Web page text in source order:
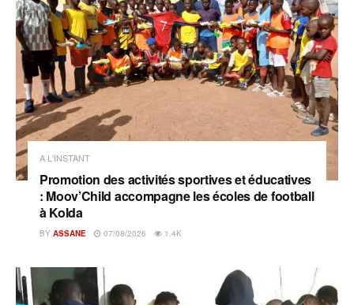
A L'INSTANT
Promotion des activités sportives et éducatives
: Moov’Child accompagne les écoles de football
à Kolda
BY ASSANE 07/08/2026 1.4K